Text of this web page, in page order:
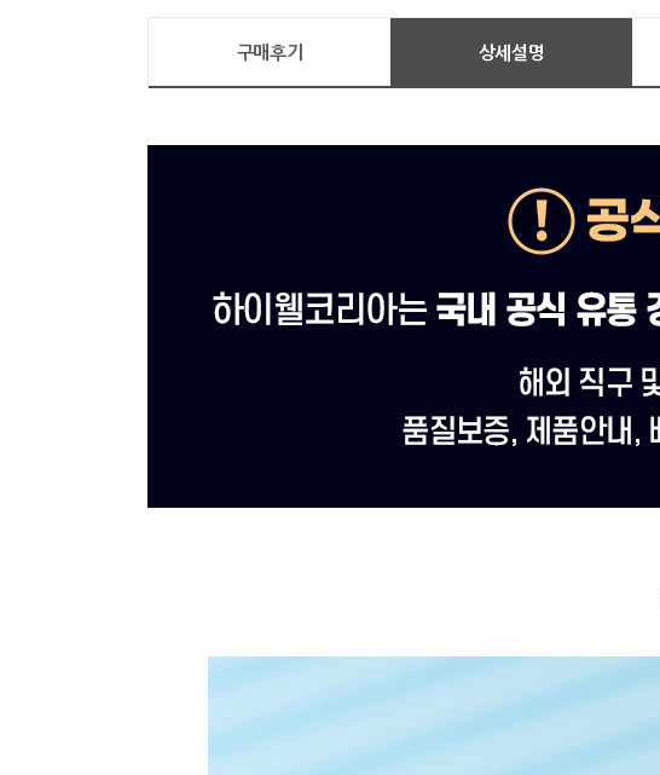
구매후기 상세설명